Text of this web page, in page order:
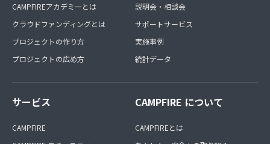
CAMPFIREアカデミーとは
クラウドファンディングとは
プロジェクトの作り方
プロジェクトの広め方
説明会・相談会
サポートサービス
実施事例
統計データ
サービス
CAMPFIRE
CAMPFIRE について
CAMPFIREとは